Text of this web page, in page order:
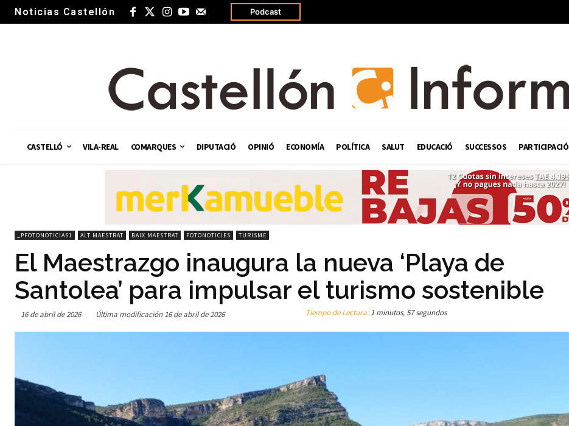
Noticias Castellón Podcast
CASTELLÓ VILA-REAL COMARQUES DIPUTACIÓ OPINIÓ ECONOMÍA POLÍTICA SALUT EDUCACIÓ SUCCESSOS PARTICIPACIÓ
_PFOTONOTICIAS1 ALT MAESTRAT BAIX MAESTRAT FOTONOTICIES TURISME
El Maestrazgo inaugura la nueva ‘Playa de
Santolea’ para impulsar el turismo sostenible
16 de abril de 2026 Última modificación 16 de abril de 2026 Tiempo de Lectura:1 minutos, 57 segundos